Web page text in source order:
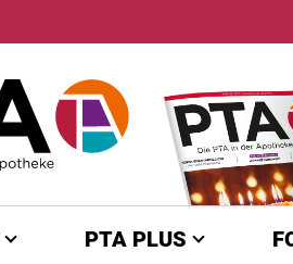
PTA PLUS